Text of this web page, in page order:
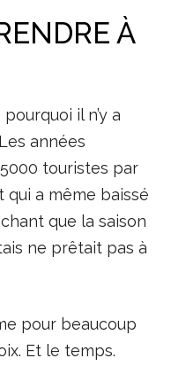
À
il n’y a
années
touristes par
qui a même baissé
que la saison
ne prêtait pas à
pour beaucoup
Et le temps.